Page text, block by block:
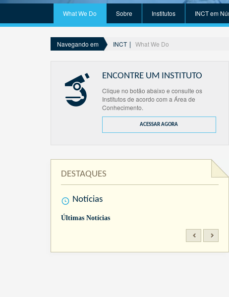
What We Do Sobre Institutos INCT em
Navegando em INCT What We Do
ENCONTRE UM INSTITUTO
Clique no botão abaixo e consulte os
Institutos de acordo com a Área de
Conhecimento.
ACESSAR AGORA
DESTAQUES
Notícias
Últimas Notícias